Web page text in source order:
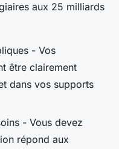
aux 25 milliards
- Vos
être clairement
dans vos supports
- Vous devez
répond aux